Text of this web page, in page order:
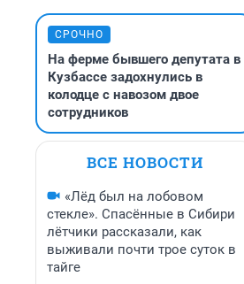
СРОЧНО
На ферме бывшего депутата в
Кузбассе задохнулись в
колодце с навозом двое
сотрудников
ВСЕ НОВОСТИ
«Лёд был на лобовом
стекле». Спасённые в Сибири
лётчики рассказали, как
выживали почти трое суток в
тайге